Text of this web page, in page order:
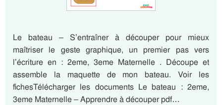
Le bateau – S’entraîner à découper pour mieux
maîtriser le geste graphique, un premier pas vers
l’écriture en : 2eme, 3eme Maternelle . Découpe et
assemble la maquette de mon bateau. Voir les
fichesTélécharger les documents Le bateau : 2eme,
3eme Maternelle – Apprendre à découper pdf…